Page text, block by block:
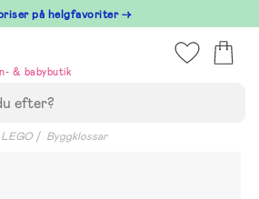
på helgfavoriter →
& babybutik
Byggklossar